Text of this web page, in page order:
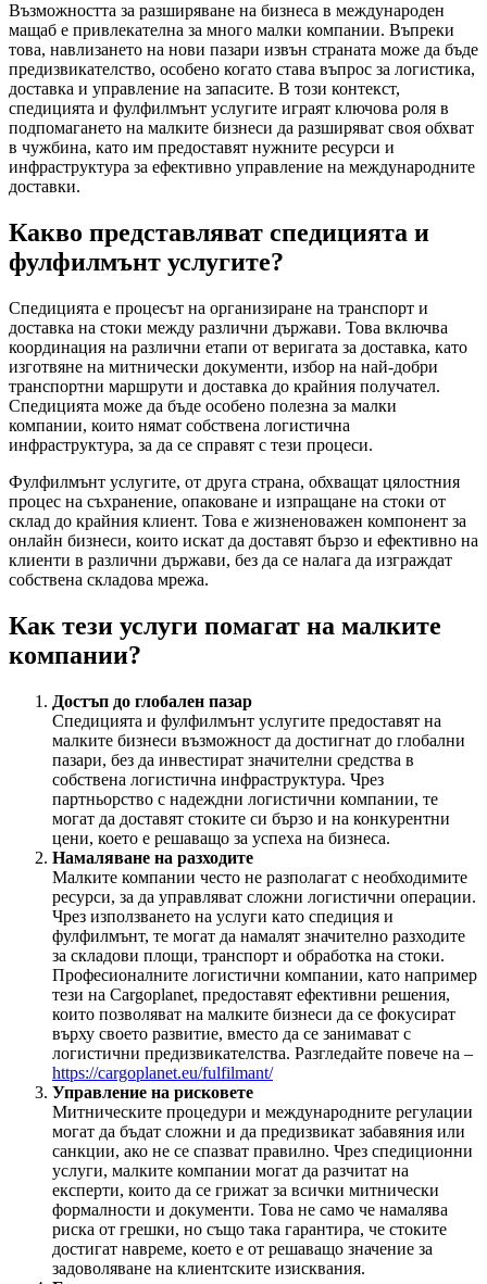
Възможността за разширяване на бизнеса в международен
мащаб е привлекателна за много малки компании. Въпреки
това, навлизането на нови пазари извън страната може да бъде
предизвикателство, особено когато става въпрос за логистика,
доставка и управление на запасите. В този контекст,
спедицията и фулфилмънт услугите играят ключова роля в
подпомагането на малките бизнеси да разширяват своя обхват
в чужбина, като им предоставят нужните ресурси и
инфраструктура за ефективно управление на международните
доставки.
Какво представляват спедицията и
фулфилмънт услугите?
Спедицията е процесът на организиране на транспорт и
доставка на стоки между различни държави. Това включва
координация на различни етапи от веригата за доставка, като
изготвяне на митнически документи, избор на най-добри
транспортни маршрути и доставка до крайния получател.
Спедицията може да бъде особено полезна за малки
компании, които нямат собствена логистична
инфраструктура, за да се справят с тези процеси.
Фулфилмънт услугите, от друга страна, обхващат цялостния
процес на съхранение, опаковане и изпращане на стоки от
склад до крайния клиент. Това е жизненоважен компонент за
онлайн бизнеси, които искат да доставят бързо и ефективно на
клиенти в различни държави, без да се налага да изграждат
собствена складова мрежа.
Как тези услуги помагат на малките
компании?
Достъп до глобален пазар
Спедицията и фулфилмънт услугите предоставят на
малките бизнеси възможност да достигнат до глобални
пазари, без да инвестират значителни средства в
собствена логистична инфраструктура. Чрез
партньорство с надеждни логистични компании, те
могат да доставят стоките си бързо и на конкурентни
цени, което е решаващо за успеха на бизнеса.
Намаляване на разходите
Малките компании често не разполагат с необходимите
ресурси, за да управляват сложни логистични операции.
Чрез използването на услуги като спедиция и
фулфилмънт, те могат да намалят значително разходите
за складови площи, транспорт и обработка на стоки.
Професионалните логистични компании, като например
тези на Cargoplanet, предоставят ефективни решения,
които позволяват на малките бизнеси да се фокусират
върху своето развитие, вместо да се занимават с
логистични предизвикателства. Разгледайте повече на –
https://cargoplanet.eu/fulfilmant/
Управление на рисковете
Митническите процедури и международните регулации
могат да бъдат сложни и да предизвикат забавяния или
санкции, ако не се спазват правилно. Чрез спедиционни
услуги, малките компании могат да разчитат на
експерти, които да се грижат за всички митнически
формалности и документи. Това не само че намалява
риска от грешки, но също така гарантира, че стоките
достигат навреме, което е от решаващо значение за
задоволяване на клиентските изисквания.